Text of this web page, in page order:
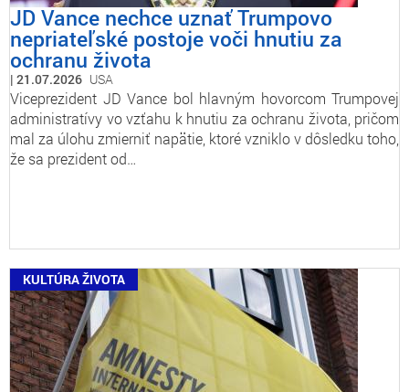
JD Vance nechce uznať Trumpovo
nepriateľské postoje voči hnutiu za
ochranu života
21.07.2026 USA
Viceprezident JD Vance bol hlavným hovorcom Trumpovej
administratívy vo vzťahu k hnutiu za ochranu života, pričom
mal za úlohu zmierniť napätie, ktoré vzniklo v dôsledku toho,
že sa prezident od…
KULTÚRA ŽIVOTA